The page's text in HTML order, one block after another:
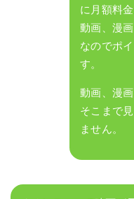
に月額料
動画、漫
なのでポ
す。
動画、漫
そこまで
ません。